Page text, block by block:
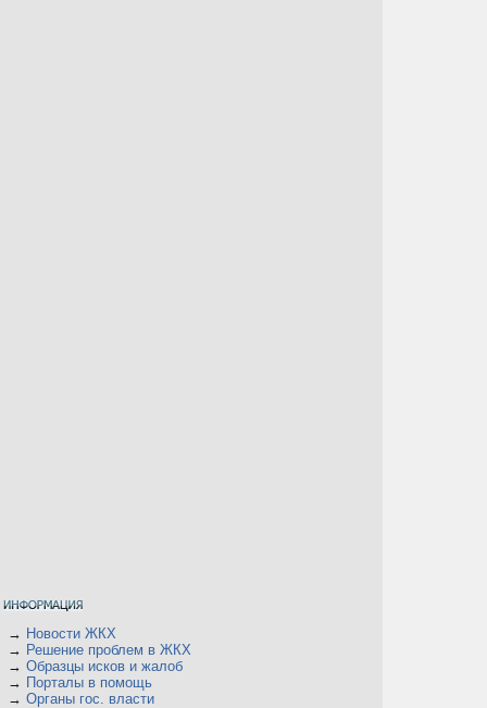
→ Новости ЖКХ
→ Решение проблем в ЖКХ
→ Образцы исков и жалоб
→ Порталы в помощь
→ Органы гос. власти